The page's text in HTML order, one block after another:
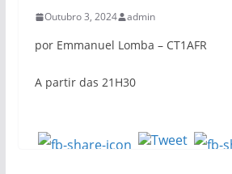
Outubro 3, 2024 admin
por Emmanuel Lomba – CT1AFR
A partir das 21H30